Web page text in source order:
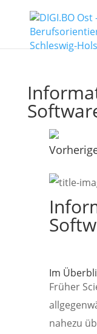
Im
Früher
nahezu